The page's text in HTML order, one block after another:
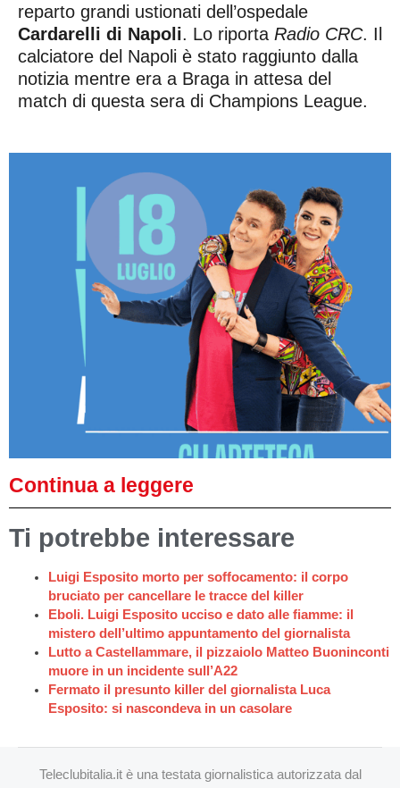
reparto grandi ustionati dell’ospedale
Cardarelli di Napoli. Lo riporta Radio CRC. Il
calciatore del Napoli è stato raggiunto dalla
notizia mentre era a Braga in attesa del
match di questa sera di Champions League.
Continua a leggere
Ti potrebbe interessare
Luigi Esposito morto per soffocamento: il corpo
bruciato per cancellare le tracce del killer
Eboli. Luigi Esposito ucciso e dato alle fiamme: il
mistero dell’ultimo appuntamento del giornalista
Lutto a Castellammare, il pizzaiolo Matteo Buoninconti
muore in un incidente sull’A22
Fermato il presunto killer del giornalista Luca
Esposito: si nascondeva in un casolare
Teleclubitalia.it è una testata giornalistica autorizzata dal